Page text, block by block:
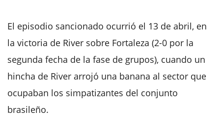
El episodio sancionado ocurrió el 13 de abril, en
la victoria de River sobre Fortaleza (2-0 por la
segunda fecha de la fase de grupos), cuando un
hincha de River arrojó una banana al sector que
ocupaban los simpatizantes del conjunto
brasileño.